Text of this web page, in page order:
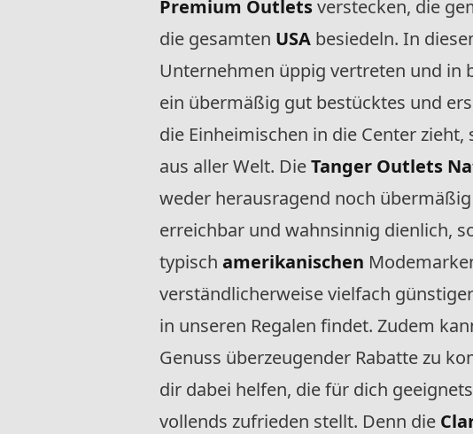
Premium Outletsverstecken, die
die gesamten USA besiedeln. In
Unternehmen üppig vertreten und in
ein übermäßig gut bestücktes und
die Einheimischen in die Center
aus aller Welt. DieTanger Outlets
weder herausragend noch
erreichbar und wahnsinnig dienlich,
typisch amerikanischen
verständlicherweise vielfach
in unseren Regalen findet. Zudem
Genuss überzeugender Rabatte zu
dir dabei helfen, die für dich
vollends zufrieden stellt. Denn die